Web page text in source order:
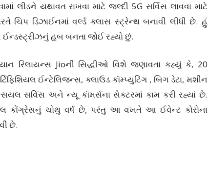
લીડને યથાવત રાખવા માટે જલ્દી 5G સર્વિસ લાવવા માટે
ચિપ ડિઝાઈનમાં વર્લ્ડ ક્લાસ સ્ટ્રેન્થ બનાવી લીધી છે. હું
હબ બનતા જોઈ રહ્યો છું.
રિલાયન્સ Jioની સિદ્ધીઓ વિશે જણાવતા કહ્યું કે, 20
ઈન્ટેલિજન્સ, ક્લાઉડ કૉમ્પ્યુટિંગ , બિગ ડેટા, મશીન
સર્વિસ અને ન્યૂ કૉમર્સના સેક્ટરમાં કામ કરી રહ્યાં છે.
કોંગ્રેસનું ચોથુ વર્ષ છે, પરંતુ આ વખતે આ ઈવેન્ટ કોરોના
છે.